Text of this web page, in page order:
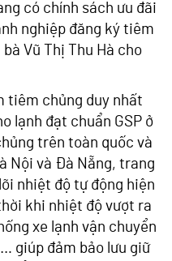
có chính sách ưu đãi
nghiệp đăng ký tiêm
Vũ Thị Thu Hà cho
tiêm chủng duy nhất
lạnh đạt chuẩn GSP ở
trên toàn quốc và
Nội và Đà Nẵng, trang
nhiệt độ tự động hiện
khi nhiệt độ vượt ra
xe lạnh vận chuyển
giúp đảm bảo lưu giữ